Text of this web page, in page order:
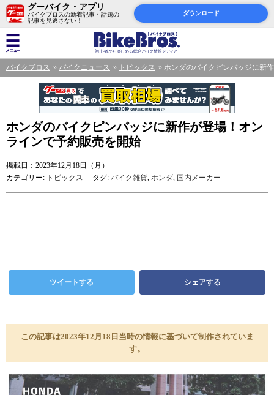
グーバイク・アプリ
バイクブロスの新着記事・話題の
記事を見逃さない！
ダウンロード
バイクブロス バイクニュース トピックス ホンダのバイクピンバッジに新
ホンダのバイクピンバッジに新作が登場！オン
ラインで予約販売を開始
掲載日：2023年12月18日（月）
カテゴリー: トピックス タグ: バイク雑貨, ホンダ, 国内メーカー
ツイートする シェアする
この記事は2023年12月18日当時の情報に基づいて制作されていま
す。